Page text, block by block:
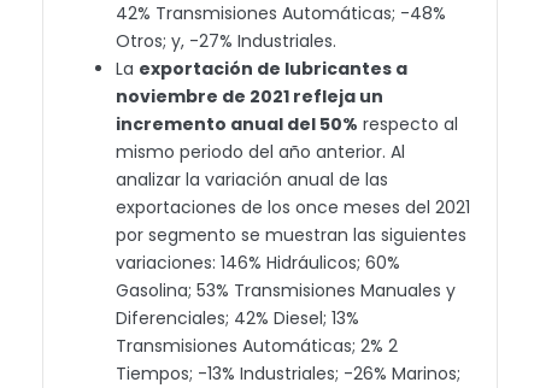
42% Transmisiones Automáticas; -48%
Otros; y, -27% Industriales.
La exportación de lubricantes a
noviembre de 2021 refleja un
incremento anual del 50% respecto al
mismo periodo del año anterior. Al
analizar la variación anual de las
exportaciones de los once meses del 2021
por segmento se muestran las siguientes
variaciones: 146% Hidráulicos; 60%
Gasolina; 53% Transmisiones Manuales y
Diferenciales; 42% Diesel; 13%
Transmisiones Automáticas; 2% 2
Tiempos; -13% Industriales; -26% Marinos;